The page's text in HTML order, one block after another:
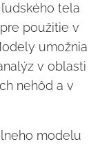
tela
použitie v
umožnia
v oblasti
nehôd a v
modelu